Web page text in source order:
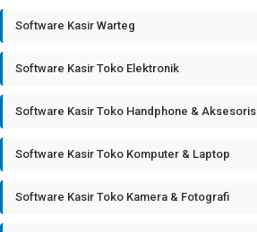
Software Kasir Warteg
Software Kasir Toko Elektronik
Software Kasir Toko Handphone & Aksesoris
Software Kasir Toko Komputer & Laptop
Software Kasir Toko Kamera & Fotografi